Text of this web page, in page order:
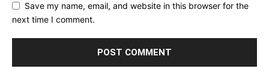
Save my name, email, and website in this browser for the
next time I comment.